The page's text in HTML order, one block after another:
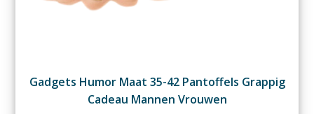
Gadgets Humor Maat 35-42 Pantoffels Grappig
Cadeau Mannen Vrouwen